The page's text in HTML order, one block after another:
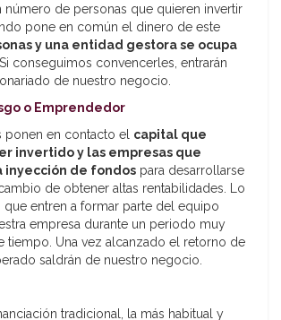
número de personas que quieren invertir
pone en común el dinero de este
y una entidad gestora se ocupa
Si conseguimos convencerles, entrarán
de nuestro negocio.
o Emprendedor
ponen en contacto el capital que
invertido y las empresas que
inyección de fondos para desarrollarse
de obtener altas rentabilidades. Lo
que entren a formar parte del equipo
empresa durante un periodo muy
tiempo. Una vez alcanzado el retorno de
saldrán de nuestro negocio.
tradicional, la más habitual y